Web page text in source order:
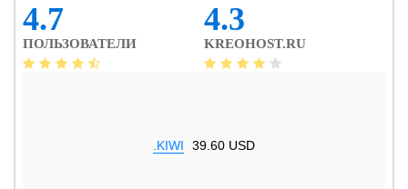
4.7
ПОЛЬЗОВАТЕЛИ
4.3
KREOHOST.RU
.KIWI 39.60 USD